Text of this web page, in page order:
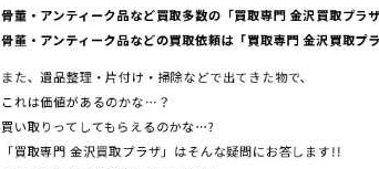
骨董・アンティーク品など買取多数の「買取専門 金沢買取プラザ
骨董・アンティーク品などの買取依頼は「買取専門 金沢買取
また、遺品整理・片付け・掃除などで出てきた物で、
これは価値があるのかな…？
買い取りってしてもらえるのかな…?
「買取専門 金沢買取プラザ」はそんな疑問にお答します!!